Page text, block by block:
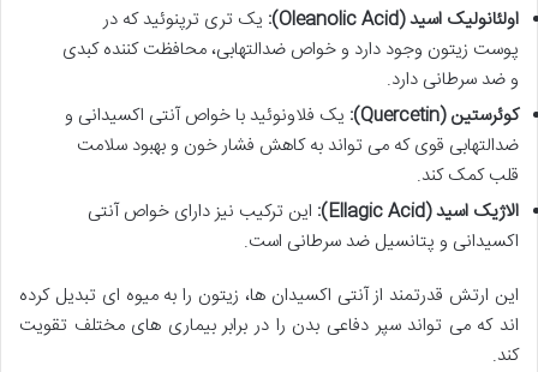
اولئانولیک اسید (Oleanolic Acid):
یک تری ترپنوئید که در
پوست زیتون وجود دارد و خواص ضدالتهابی، محافظت کننده کبدی
و ضد سرطانی دارد.
کوئرستین (Quercetin):
یک فلاونوئید با خواص آنتی اکسیدانی و
ضدالتهابی قوی که می تواند به کاهش فشار خون و بهبود سلامت
قلب کمک کند.
الاژیک اسید (Ellagic Acid):
این ترکیب نیز دارای خواص آنتی
اکسیدانی و پتانسیل ضد سرطانی است.
این ارتش قدرتمند از آنتی اکسیدان ها، زیتون را به میوه ای تبدیل کرده
اند که می تواند سپر دفاعی بدن را در برابر بیماری های مختلف تقویت
کند.